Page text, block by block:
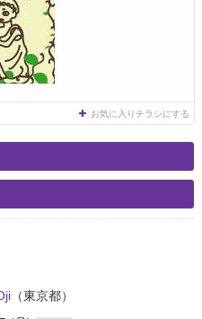
お気に入りチラシにする
（東京都）